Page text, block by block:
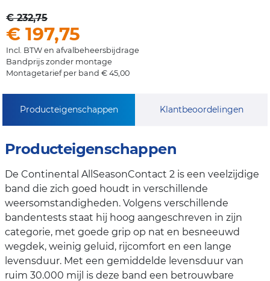
€ 232,75
€ 197,75
Incl. BTW en afvalbeheersbijdrage
Bandprijs zonder montage
Montagetarief per band € 45,00
Producteigenschappen Klantbeoordelingen
Producteigenschappen
De Continental AllSeasonContact 2 is een veelzijdige
band die zich goed houdt in verschillende
weersomstandigheden. Volgens verschillende
bandentests staat hij hoog aangeschreven in zijn
categorie, met goede grip op nat en besneeuwd
wegdek, weinig geluid, rijcomfort en een lange
levensduur. Met een gemiddelde levensduur van
ruim 30.000 mijl is deze band een betrouwbare